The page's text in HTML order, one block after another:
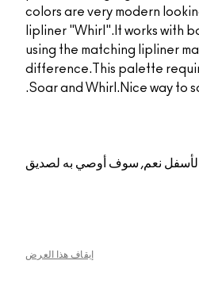
colors are very modern
lipliner "Whirl".It works with
using the matching lipliner
difference.This palette
Soar and Whirl.Nice way to
نعم, سوف أوصي به لصديق
إيقاف هذا العرض